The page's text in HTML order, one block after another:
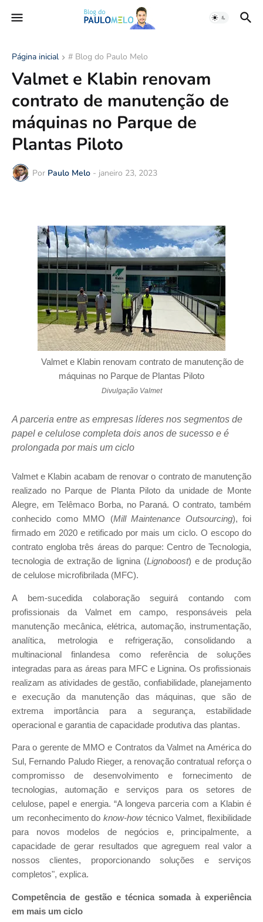
Página inicial # Blog do Paulo Melo
Valmet e Klabin renovam
contrato de manutenção de
máquinas no Parque de
Plantas Piloto
Por Paulo Melo - janeiro 23, 2023
Valmet e Klabin renovam contrato de manutenção de
máquinas no Parque de Plantas Piloto
Divulgação Valmet
A parceria entre as empresas líderes nos segmentos de
papel e celulose completa dois anos de sucesso e é
prolongada por mais um ciclo
Valmet e Klabin acabam de renovar o contrato de manutenção
realizado no Parque de Planta Piloto da unidade de Monte
Alegre, em Telêmaco Borba, no Paraná. O contrato, também
conhecido como MMO (Mill Maintenance Outsourcing), foi
firmado em 2020 e retificado por mais um ciclo. O escopo do
contrato engloba três áreas do parque: Centro de Tecnologia,
tecnologia de extração de lignina (Lignoboost) e de produção
de celulose microfibrilada (MFC).
A bem-sucedida colaboração seguirá contando com
profissionais da Valmet em campo, responsáveis pela
manutenção mecânica, elétrica, automação, instrumentação,
analítica, metrologia e refrigeração, consolidando a
multinacional finlandesa como referência de soluções
integradas para as áreas para MFC e Lignina. Os profissionais
realizam as atividades de gestão, confiabilidade, planejamento
e execução da manutenção das máquinas, que são de
extrema importância para a segurança, estabilidade
operacional e garantia de capacidade produtiva das plantas.
Para o gerente de MMO e Contratos da Valmet na América do
Sul, Fernando Paludo Rieger, a renovação contratual reforça o
compromisso de desenvolvimento e fornecimento de
tecnologias, automação e serviços para os setores de
celulose, papel e energia. “A longeva parceria com a Klabin é
um reconhecimento do know-how técnico Valmet, flexibilidade
para novos modelos de negócios e, principalmente, a
capacidade de gerar resultados que agreguem real valor a
nossos clientes, proporcionando soluções e serviços
completos", explica.
Competência de gestão e técnica somada à experiência
em mais um ciclo